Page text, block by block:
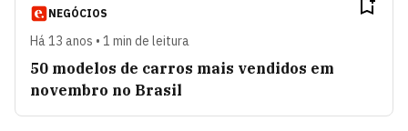
NEGÓCIOS
Há 13 anos • 1 min de leitura
50 modelos de carros mais vendidos em
novembro no Brasil